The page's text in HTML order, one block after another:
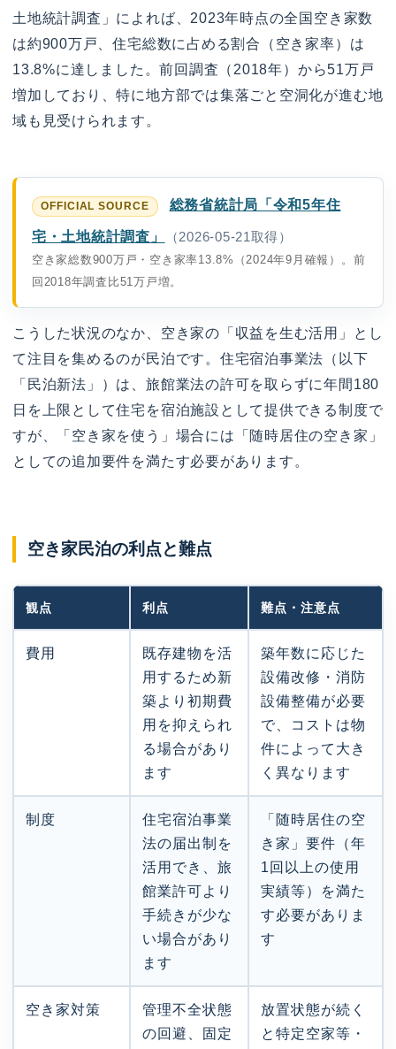
土地統計調査」によれば、2023年時点の全国空き家数
は約900万戸、住宅総数に占める割合（空き家率）は
13.8%に達しました。前回調査（2018年）から51万戸
増加しており、特に地方部では集落ごと空洞化が進む地
域も見受けられます。
総務省統計局「令和5年住
宅・土地統計調査」
（2026-05-21取得）
空き家総数900万戸・空き家率13.8%（2024年9月確報）。前
回2018年調査比51万戸増。
こうした状況のなか、空き家の「収益を生む活用」とし
て注目を集めるのが民泊です。住宅宿泊事業法（以下
「民泊新法」）は、旅館業法の許可を取らずに年間180
日を上限として住宅を宿泊施設として提供できる制度で
すが、「空き家を使う」場合には「随時居住の空き家」
としての追加要件を満たす必要があります。
空き家民泊の利点と難点
観点 利点 難点・注意点
費用
既存建物を活
用するため新
築より初期費
用を抑えられ
る場合があり
ます
築年数に応じた
設備改修・消防
設備整備が必要
で、コストは物
件によって大き
く異なります
制度
住宅宿泊事業
法の届出制を
活用でき、旅
館業許可より
手続きが少な
い場合があり
ます
「随時居住の空
き家」要件（年
1回以上の使用
実績等）を満た
す必要がありま
す
空き家対策
管理不全状態
の回避、固定
放置状態が続く
と特定空家等・